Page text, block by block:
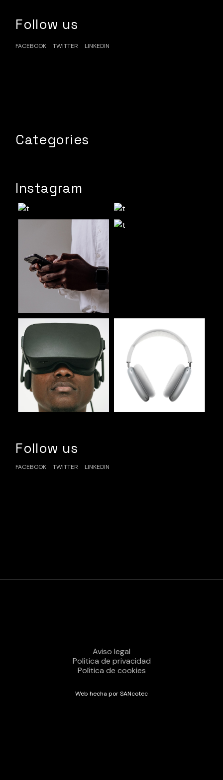
Follow us
FACEBOOK TWITTER LINKEDIN
Categories
Instagram
Follow us
FACEBOOK TWITTER LINKEDIN
Aviso legal
Política de privacidad
Política de cookies
Web hecha por SANcotec